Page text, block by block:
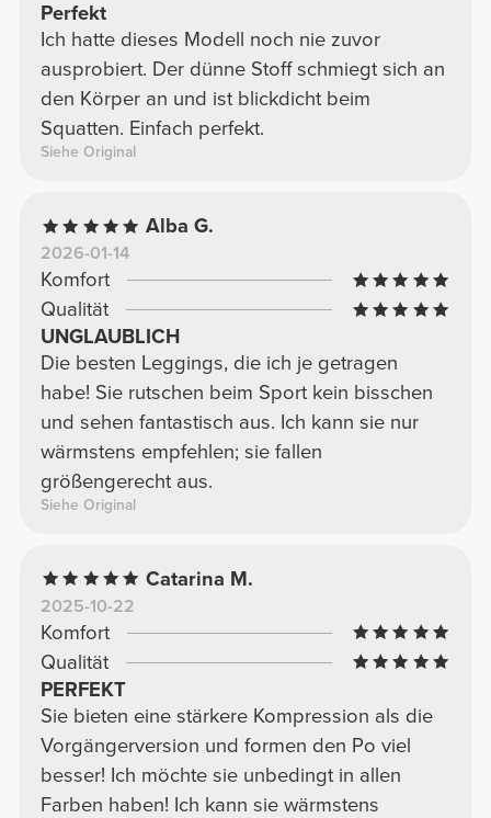
Perfekt
Ich hatte dieses Modell noch nie zuvor
ausprobiert. Der dünne Stoff schmiegt sich an
den Körper an und ist blickdicht beim
Squatten. Einfach perfekt.
Siehe Original
Alba G.
2026-01-14
Komfort
Qualität
UNGLAUBLICH
Die besten Leggings, die ich je getragen
habe! Sie rutschen beim Sport kein bisschen
und sehen fantastisch aus. Ich kann sie nur
wärmstens empfehlen; sie fallen
größengerecht aus.
Siehe Original
Catarina M.
2025-10-22
Komfort
Qualität
PERFEKT
Sie bieten eine stärkere Kompression als die
Vorgängerversion und formen den Po viel
besser! Ich möchte sie unbedingt in allen
Farben haben! Ich kann sie wärmstens